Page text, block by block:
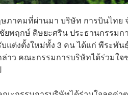
ษภาคมที่ผ่านมา บริษัท การบินไท
ยพฤกษ์ ดิษยะศริน ประธานกรรม
แต่งตั้งใหม่ทั้ง 3 คน ได้แก่ พีระพั
าว คณะกรรมการบริษัทได้ร่วมใ